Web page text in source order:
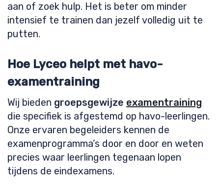
aan of zoek hulp. Het is beter om minder
intensief te trainen dan jezelf volledig uit te
putten.
Hoe Lyceo helpt met havo-
examentraining
Wij bieden groepsgewijze examentraining
die specifiek is afgestemd op havo-leerlingen.
Onze ervaren begeleiders kennen de
examenprogramma’s door en door en weten
precies waar leerlingen tegenaan lopen
tijdens de eindexamens.